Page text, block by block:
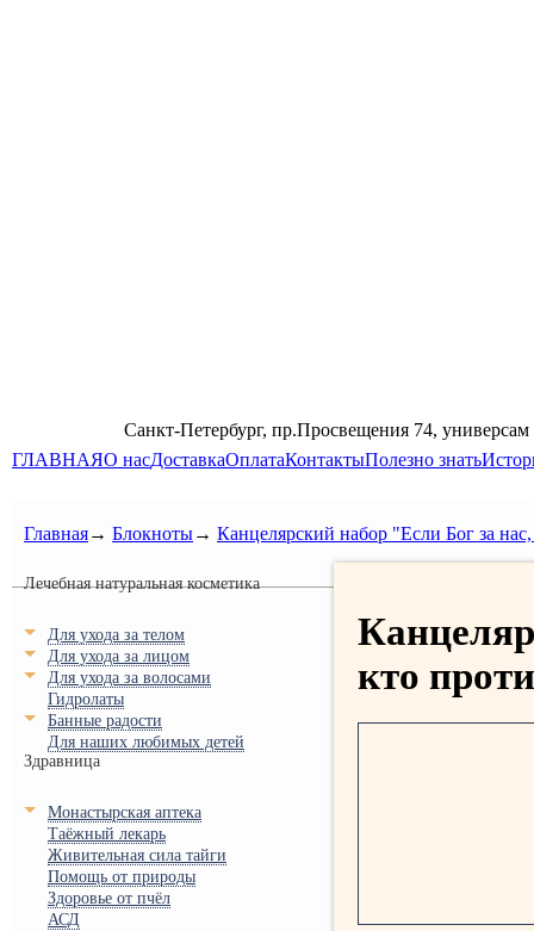
Санкт-Петербург, пр.Просвещения 74,
ГЛАВНАЯО насДоставкаОплатаКонтактыПолезно знать
Главная→ Блокноты→ Канцелярский набор "Если Бог за
Лечебная натуральная косметика
Для ухода за телом
Для ухода за лицом
Для ухода за волосами
Гидролаты
Банные радости
Для наших любимых детей
Здравница
Монастырская аптека
Таёжный лекарь
Живительная сила тайги
Помощь от природы
Здоровье от пчёл
АСД
кто